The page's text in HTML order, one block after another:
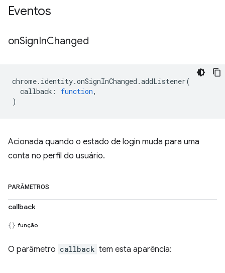
Eventos
onSignInChanged
chrome. identity.onSignInChanged .addListener(
callback : function,
)
Acionada quando o estado de login muda para uma
conta no perfil do usuário.
PARÂMETROS
callback
função
O parâmetro callback tem esta aparência: